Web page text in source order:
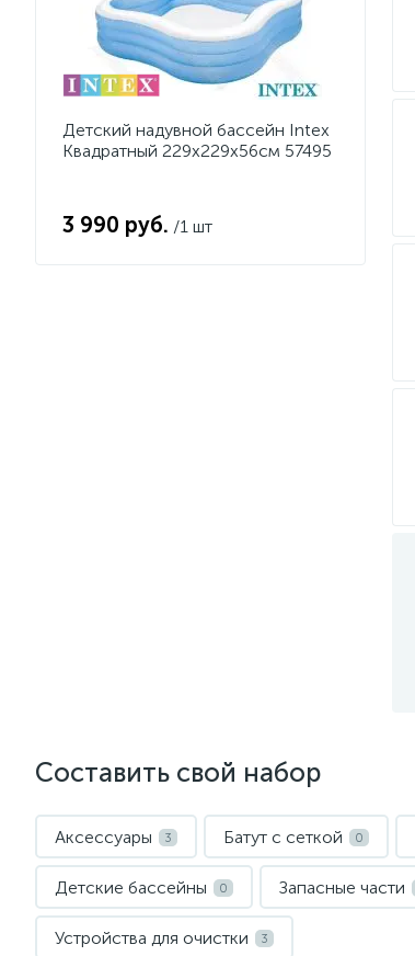
Детский надувной бассейн Intex
Квадратный 229х229х56см 57495
3 990 руб. /1 шт
Составить свой набор
Аксессуары 3 Батут с сеткой 0
Детские бассейны 0 Запасные части
Устройства для очистки 3